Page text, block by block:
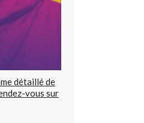
détaillé de
vous sur